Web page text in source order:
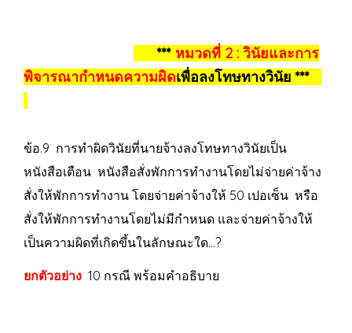
*** หมวดที่ 2 : วินัยและการ
พิจารณากำหนดความผิดเพื่อลงโทษทางวินัย ***
ข้อ.9 การทำผิดวินัยที่นายจ้างลงโทษทางวินัยเป็น
หนังสือเตือน หนังสือสั่งพักการทำงานโดยไม่จ่ายค่าจ้าง
สั่งให้พักการทำงาน โดยจ่ายค่าจ้างให้ 50 เปอเซ็น หรือ
สั่งให้พักการทำงานโดยไม่มีกำหนด และจ่ายค่าจ้างให้
เป็นความผิดที่เกิดขึ้นในลักษณะใด...?
ยกตัวอย่าง 10 กรณี พร้อมคำอธิบาย